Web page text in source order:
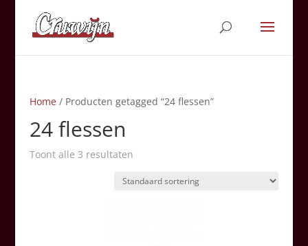
Home/ Producten getagged “24 flessen”
24 flessen
Toont alle 3 resultaten